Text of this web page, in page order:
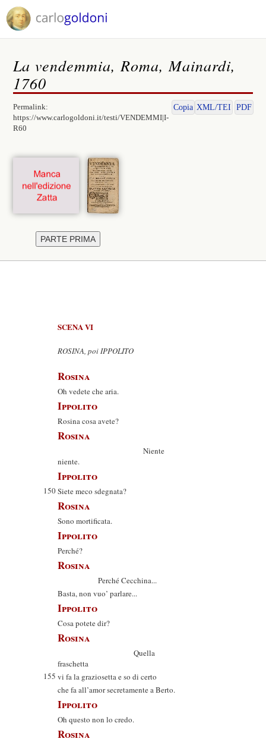
La vendemmia, Roma, Mainardi,
1760
Permalink:
https://www.carlogoldoni.it/testi/VENDEMMI|I-
R60
Copia XML/TEI PDF
SCENA VI
ROSINA, poi IPPOLITO
Rosina
Oh vedete che aria.
Ippolito
Rosina cosa avete?
Rosina
Niente
niente.
Ippolito
150Siete meco sdegnata?
Rosina
Sono mortificata.
Ippolito
Perché?
Rosina
Perché Cecchina...
Basta, non vuo’ parlare...
Ippolito
Cosa potete dir?
Rosina
Quella
fraschetta
155 vi fa la graziosetta e so di certo
che fa all’amor secretamente a Berto.
Ippolito
Oh questo non lo credo.
Rosina